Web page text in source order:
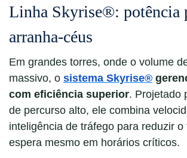
Linha Skyrise®: potência
arranha-céus
Em grandes torres, onde o volume
massivo, o sistema Skyrise®
com eficiência superior. Projetado
de percurso alto, ele combina
inteligência de tráfego para reduzir o
espera mesmo em horários críticos.